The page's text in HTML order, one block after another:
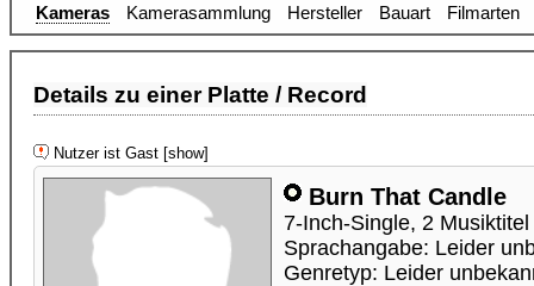
Kameras Kamerasammlung Hersteller Bauart Filmarten
Details zu einer Platte / Record
Nutzer ist Gast [show]
Burn That Candle
7-Inch-Single, 2
Sprachangabe: Leider
Genretyp: Leider